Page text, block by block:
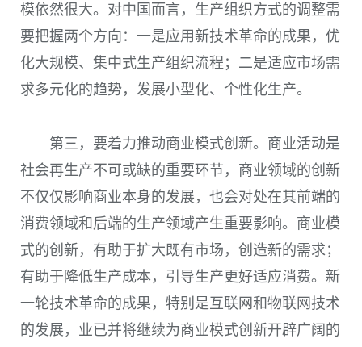
模依然很大。对中国而言，生产组织方式的调整需
要把握两个方向：一是应用新技术革命的成果，优
化大规模、集中式生产组织流程；二是适应市场需
求多元化的趋势，发展小型化、个性化生产。
第三，要着力推动商业模式创新。商业活动是
社会再生产不可或缺的重要环节，商业领域的创新
不仅仅影响商业本身的发展，也会对处在其前端的
消费领域和后端的生产领域产生重要影响。商业模
式的创新，有助于扩大既有市场，创造新的需求；
有助于降低生产成本，引导生产更好适应消费。新
一轮技术革命的成果，特别是互联网和物联网技术
的发展，业已并将继续为商业模式创新开辟广阔的